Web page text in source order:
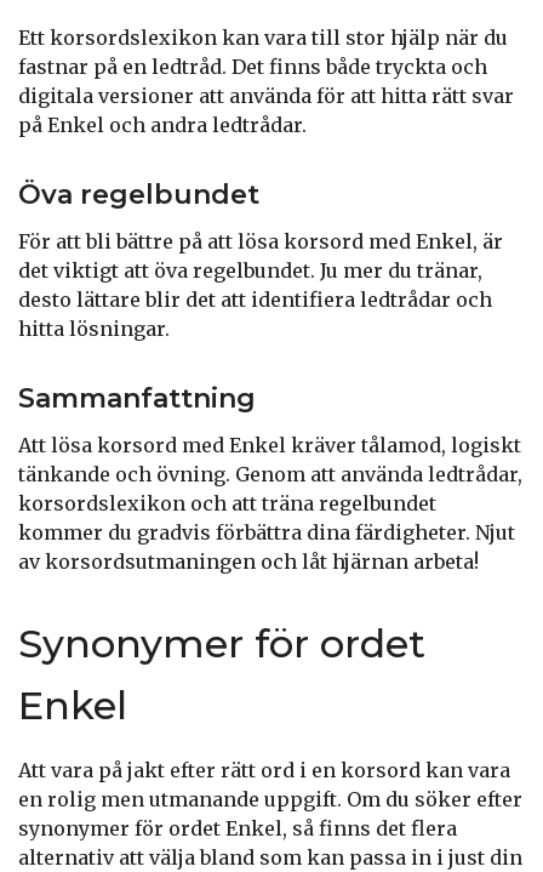
Ett korsordslexikon kan vara till stor hjälp när du
fastnar på en ledtråd. Det finns både tryckta och
digitala versioner att använda för att hitta rätt svar
på Enkel och andra ledtrådar.
Öva regelbundet
För att bli bättre på att lösa korsord med Enkel, är
det viktigt att öva regelbundet. Ju mer du tränar,
desto lättare blir det att identifiera ledtrådar och
hitta lösningar.
Sammanfattning
Att lösa korsord med Enkel kräver tålamod, logiskt
tänkande och övning. Genom att använda ledtrådar,
korsordslexikon och att träna regelbundet
kommer du gradvis förbättra dina färdigheter. Njut
av korsordsutmaningen och låt hjärnan arbeta!
Synonymer för ordet
Enkel
Att vara på jakt efter rätt ord i en korsord kan vara
en rolig men utmanande uppgift. Om du söker efter
synonymer för ordet Enkel, så finns det flera
alternativ att välja bland som kan passa in i just din